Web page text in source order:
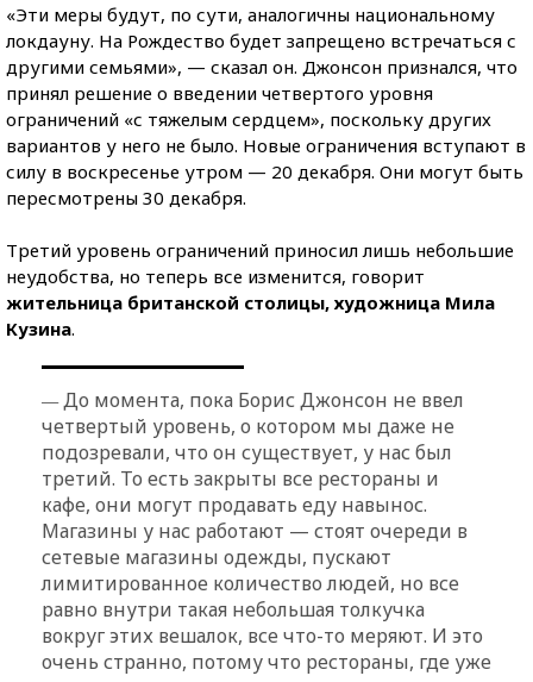
«Эти меры будут, по сути, аналогичны национальному
локдауну. На Рождество будет запрещено встречаться с
другими семьями», — сказал он. Джонсон признался, что
принял решение о введении четвертого уровня
ограничений «с тяжелым сердцем», поскольку других
вариантов у него не было. Новые ограничения вступают в
силу в воскресенье утром — 20 декабря. Они могут быть
пересмотрены 30 декабря.
Третий уровень ограничений приносил лишь небольшие
неудобства, но теперь все изменится, говорит
жительница британской столицы, художница Мила
Кузина.
—До момента, пока Борис Джонсон не ввел
четвертый уровень, о котором мы даже не
подозревали, что он существует, у нас был
третий. То есть закрыты все рестораны и
кафе, они могут продавать еду навынос.
Магазины у нас работают — стоят очереди в
сетевые магазины одежды, пускают
лимитированное количество людей, но все
равно внутри такая небольшая толкучка
вокруг этих вешалок, все что-то меряют. И это
очень странно, потому что рестораны, где уже